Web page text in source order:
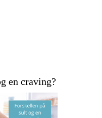
en craving?